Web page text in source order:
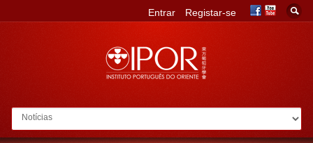
Go to:
Entrar Registar-se